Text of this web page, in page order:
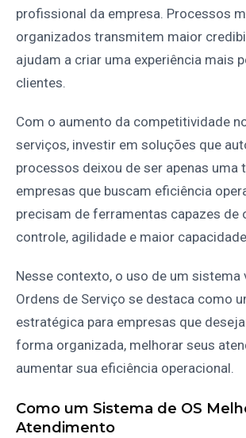
profissional da empresa. Processos
organizados transmitem maior
ajudam a criar uma experiência mais
clientes.
Com o aumento da competitividade
serviços, investir em soluções que
processos deixou de ser apenas uma
empresas que buscam eficiência
precisam de ferramentas capazes de
controle, agilidade e maior
Nesse contexto, o uso de um sistema
Ordens de Serviço se destaca como
estratégica para empresas que
forma organizada, melhorar seus
aumentar sua eficiência operacional.
Como um Sistema de OS
Atendimento